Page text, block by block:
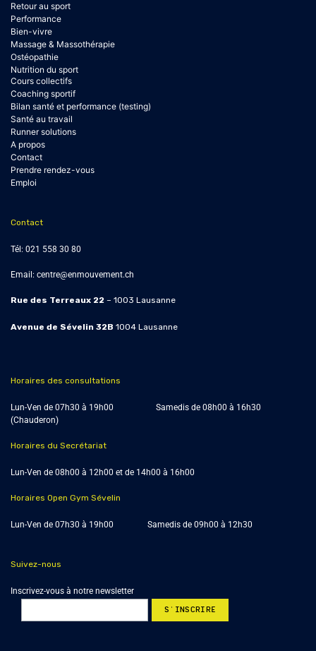
Retour au sport
Performance
Bien-vivre
Massage & Massothérapie
Ostéopathie
Nutrition du sport
Cours collectifs
Coaching sportif
Bilan santé et performance (testing)
Santé au travail
Runner solutions
A propos
Contact
Prendre rendez-vous
Emploi
Contact
Tél: 021 558 30 80
Email: centre@enmouvement.ch
Rue des Terreaux 22 – 1003 Lausanne
Avenue de Sévelin 32B 1004 Lausanne
Horaires des consultations
Lun-Ven de 07h30 à 19h00 Samedis de 08h00 à 16h30
(Chauderon)
Horaires du Secrétariat
Lun-Ven de 08h00 à 12h00 et de 14h00 à 16h00
Horaires Open Gym Sévelin
Lun-Ven de 07h30 à 19h00 Samedis de 09h00 à 12h30
Suivez-nous
Inscrivez-vous à notre newsletter